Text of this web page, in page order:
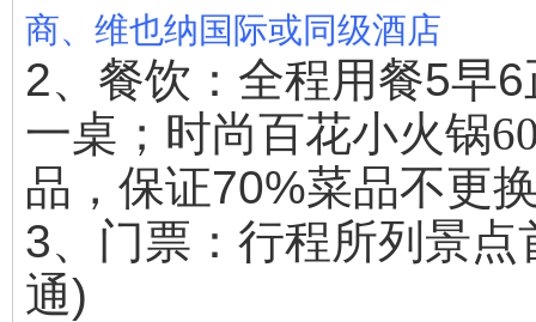
商、维也纳国际或同级酒店
2、餐饮：全程用餐5早
一桌；时尚百花小火锅
品，保证70%菜品不更
3、门票：行程所列景
通)